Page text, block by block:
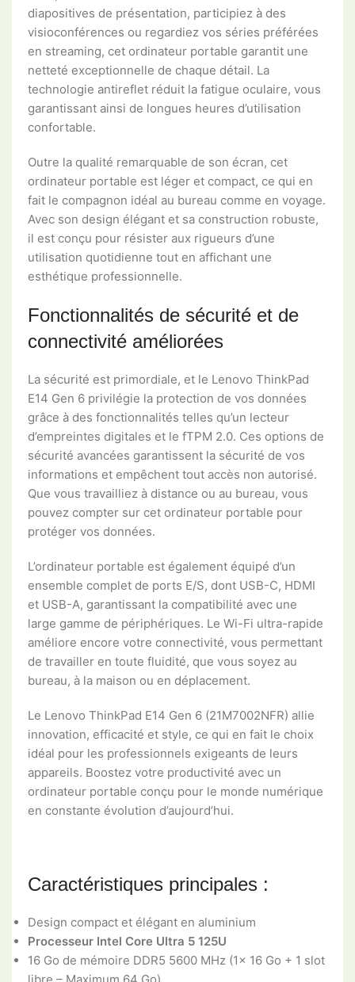
diapositives de présentation, participiez à des
visioconférences ou regardiez vos séries préférées
en streaming, cet ordinateur portable garantit une
netteté exceptionnelle de chaque détail. La
technologie antireflet réduit la fatigue oculaire, vous
garantissant ainsi de longues heures d’utilisation
confortable.
Outre la qualité remarquable de son écran, cet
ordinateur portable est léger et compact, ce qui en
fait le compagnon idéal au bureau comme en voyage.
Avec son design élégant et sa construction robuste,
il est conçu pour résister aux rigueurs d’une
utilisation quotidienne tout en affichant une
esthétique professionnelle.
Fonctionnalités de sécurité et de
connectivité améliorées
La sécurité est primordiale, et le Lenovo ThinkPad
E14 Gen 6 privilégie la protection de vos données
grâce à des fonctionnalités telles qu’un lecteur
d’empreintes digitales et le fTPM 2.0. Ces options de
sécurité avancées garantissent la sécurité de vos
informations et empêchent tout accès non autorisé.
Que vous travailliez à distance ou au bureau, vous
pouvez compter sur cet ordinateur portable pour
protéger vos données.
L’ordinateur portable est également équipé d’un
ensemble complet de ports E/S, dont USB-C, HDMI
et USB-A, garantissant la compatibilité avec une
large gamme de périphériques. Le Wi-Fi ultra-rapide
améliore encore votre connectivité, vous permettant
de travailler en toute fluidité, que vous soyez au
bureau, à la maison ou en déplacement.
Le Lenovo ThinkPad E14 Gen 6 (21M7002NFR) allie
innovation, efficacité et style, ce qui en fait le choix
idéal pour les professionnels exigeants de leurs
appareils. Boostez votre productivité avec un
ordinateur portable conçu pour le monde numérique
en constante évolution d’aujourd’hui.
Caractéristiques principales :
Design compact et élégant en aluminium
Processeur Intel Core Ultra 5 125U
16 Go de mémoire DDR5 5600 MHz (1x 16 Go + 1 slot